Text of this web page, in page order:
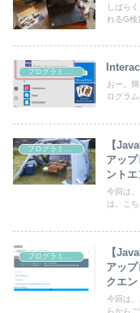
しばら
れるG検
おー。
ログラ
プログラミング
【
アッ
ント
今回は
は、こ
プログラミング
【
アッ
クエン
今回は
らから